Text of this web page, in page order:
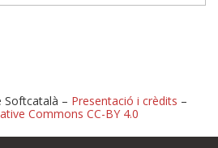
Softcatalà – Presentació i crèdits –
Commons CC-BY 4.0